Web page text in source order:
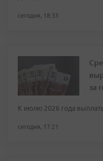
сегодня, 18:33
за
К июлю 2026 года
сегодня, 17:21